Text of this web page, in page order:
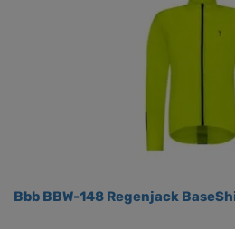
Bbb BBW-148 Regenjack